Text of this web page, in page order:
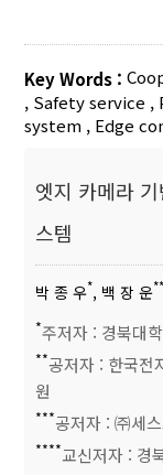
Key Words :
, Safety service ,
system , Edge
엣지 카메라
스템
박 종 우*, 백 장 운**
*주저자 : 경북대
**공저자 : 한국전
원
***공저자 : ㈜세
****교신저자 : 경